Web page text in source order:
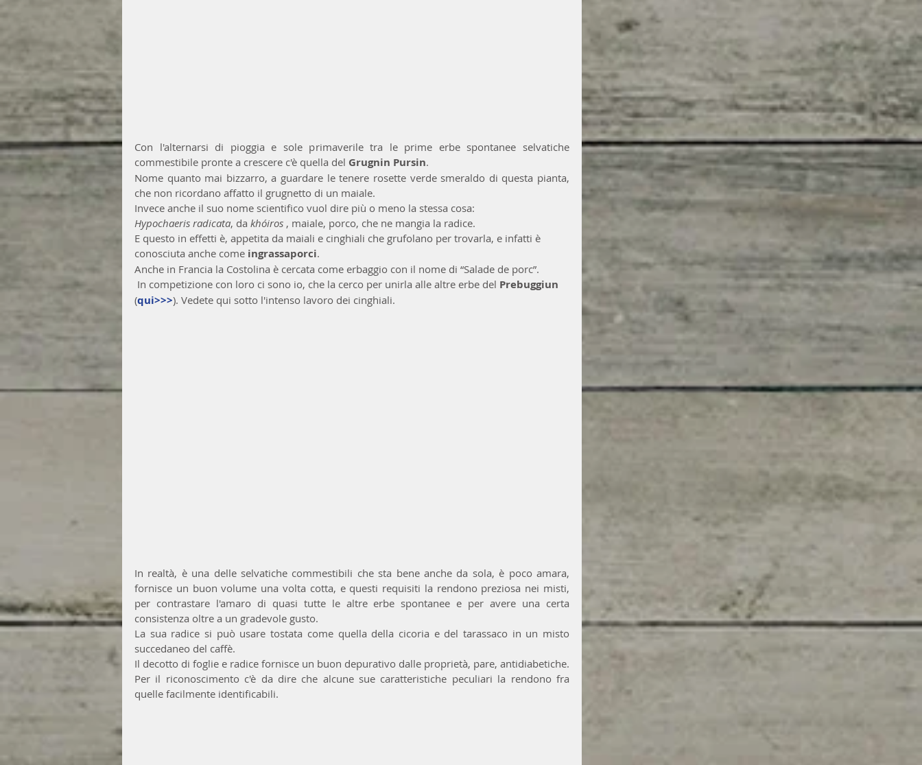
Con l'alternarsi di pioggia e sole primaverile tra le prime erbe spontanee selvatiche
commestibile pronte a crescere c'è quella del Grugnin Pursin.
Nome quanto mai bizzarro, a guardare le tenere rosette verde smeraldo di questa pianta,
che non ricordano affatto il grugnetto di un maiale.
Invece anche il suo nome scientifico vuol dire più o meno la stessa cosa:
Hypochaeris radicata, da khóiros , maiale, porco, che ne mangia la radice.
E questo in effetti è, appetita da maiali e cinghiali che grufolano per trovarla, e infatti è
conosciuta anche come ingrassaporci.
Anche in Francia la Costolina è cercata come erbaggio con il nome di “Salade de porc”.
In competizione con loro ci sono io, che la cerco per unirla alle altre erbe del Prebuggiun
(qui>>>). Vedete qui sotto l'intenso lavoro dei cinghiali.
In realtà, è una delle selvatiche commestibili che sta bene anche da sola, è poco amara,
fornisce un buon volume una volta cotta, e questi requisiti la rendono preziosa nei misti,
per contrastare l'amaro di quasi tutte le altre erbe spontanee e per avere una certa
consistenza oltre a un gradevole gusto.
La sua radice si può usare tostata come quella della cicoria e del tarassaco in un misto
succedaneo del caffè.
Il decotto di foglie e radice fornisce un buon depurativo dalle proprietà, pare, antidiabetiche.
Per il riconoscimento c'è da dire che alcune sue caratteristiche peculiari la rendono fra
quelle facilmente identificabili.